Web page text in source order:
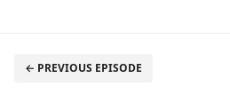
← PREVIOUS EPISODE